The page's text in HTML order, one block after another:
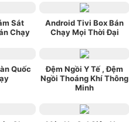
Sát
Chạy
Android Tivi Box Bán
Chạy Mọi Thời Đại
Quốc
Đệm Ngồi Y Tế , Đệm
Ngồi Thoáng Khí Thông
Minh